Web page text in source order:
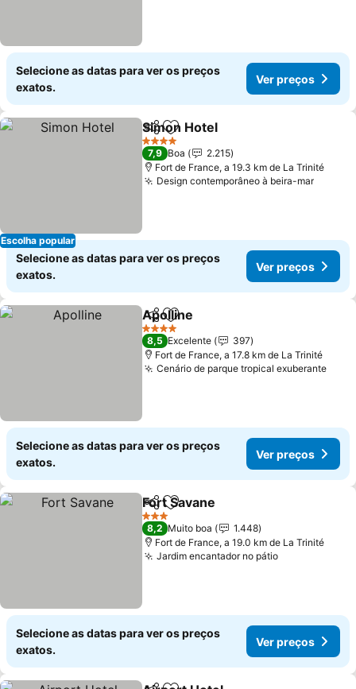
Selecione as datas para ver os preços
exatos.
Ver preços
Escolha popular
PartilharAdicionar aos favoritos
Simon Hotel
4 Estrelas
7,9 Boa
2.215
Fort de France, a 19.3 km de La Trinité
Design contemporâneo à beira-mar
Selecione as datas para ver os preços
exatos.
Ver preços
PartilharAdicionar aos favoritos
Apolline
4 Estrelas
8,5 Excelente
397
Fort de France, a 17.8 km de La Trinité
Cenário de parque tropical exuberante
Selecione as datas para ver os preços
exatos.
Ver preços
PartilharAdicionar aos favoritos
Fort Savane
3 Estrelas
8,2 Muito boa
1.448
Fort de France, a 19.0 km de La Trinité
Jardim encantador no pátio
Selecione as datas para ver os preços
exatos.
Ver preços